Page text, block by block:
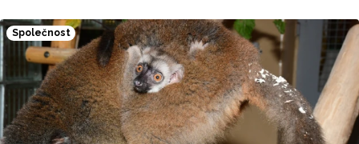
jsou doplněny dobovými snímky. Podle autorky publikace
Šárky Krákorové Pajůrkové tomu předcházelo 13 let
pátrání po jejich osudech. Kniha vychází u příležitosti
letošního 770. výročí povýšení Přerova na královské město,
sdělila ČTK mluvčí radnice Lenka Chalupová.
Společnost